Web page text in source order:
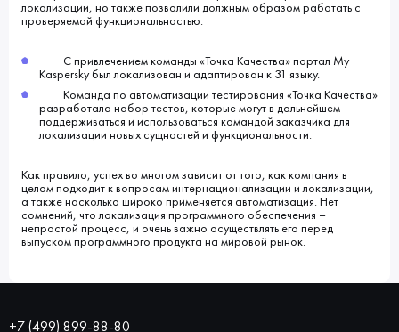
локализации, но также позволили должным образом работать с
проверяемой функциональностью.
С привлечением команды «Точка Качества» портал My
Kaspersky был локализован и адаптирован к 31 языку.
Команда по автоматизации тестирования «Точка Качества»
разработала набор тестов, которые могут в дальнейшем
поддерживаться и использоваться командой заказчика для
локализации новых сущностей и функциональности.
Как правило, успех во многом зависит от того, как компания в
целом подходит к вопросам интернационализации и локализации,
а также насколько широко применяется автоматизация. Нет
сомнений, что локализация программного обеспечения –
непростой процесс, и очень важно осуществлять его перед
выпуском программного продукта на мировой рынок.
+7 (499) 899-88-80